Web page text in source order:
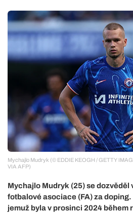
Mychajlo Mudryk (© EDDIE KEOGH / GETTY
VIA AFP)
Mychajlo Mudryk (25) se dozvěděl
fotbalové asociace (FA) za
jemuž byla v prosinci 2024